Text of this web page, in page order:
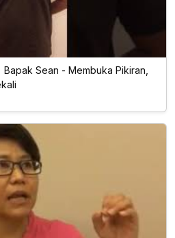
Sean - Membuka Pikiran,